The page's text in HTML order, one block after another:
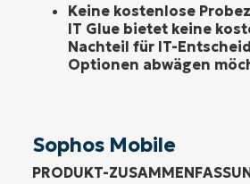
Keine kostenlose
IT Glue bietet keine
Nachteil für IT-
Optionen abwägen
Sophos Mobile
PRODUKT-